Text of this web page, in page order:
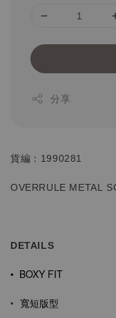
分享
貨編：1990281
OVERRULE METAL
DETAILS
• BOXY FIT
• 寬短版型